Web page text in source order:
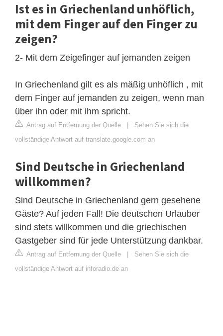
Ist es in Griechenland unhöflich,
mit dem Finger auf den Finger zu
zeigen?
2- Mit dem Zeigefinger auf jemanden zeigen
In Griechenland gilt es als mäßig unhöflich , mit
dem Finger auf jemanden zu zeigen, wenn man
über ihn oder mit ihm spricht.
Antrag auf Entfernung der Quelle | Sehen Sie sich die
vollständige Antwort auf translate.google.com an
Sind Deutsche in Griechenland
willkommen?
Sind Deutsche in Griechenland gern gesehene
Gäste? Auf jeden Fall! Die deutschen Urlauber
sind stets willkommen und die griechischen
Gastgeber sind für jede Unterstützung dankbar.
Antrag auf Entfernung der Quelle | Sehen Sie sich die
vollständige Antwort auf inforadio.de an